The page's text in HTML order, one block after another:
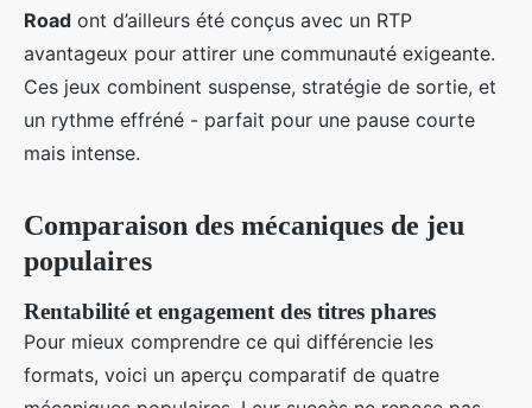
Road ont d’ailleurs été conçus avec un RTP
avantageux pour attirer une communauté exigeante.
Ces jeux combinent suspense, stratégie de sortie, et
un rythme effréné - parfait pour une pause courte
mais intense.
Comparaison des mécaniques de jeu
populaires
Rentabilité et engagement des titres phares
Pour mieux comprendre ce qui différencie les
formats, voici un aperçu comparatif de quatre